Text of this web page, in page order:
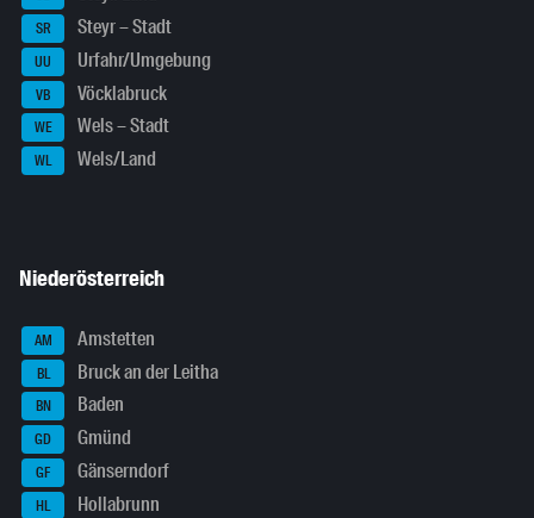
SR Steyr – Stadt
UU Urfahr/Umgebung
VB Vöcklabruck
WE Wels – Stadt
WL Wels/Land
Niederösterreich
AM Amstetten
BL Bruck an der Leitha
BN Baden
GD Gmünd
GF Gänserndorf
HL Hollabrunn